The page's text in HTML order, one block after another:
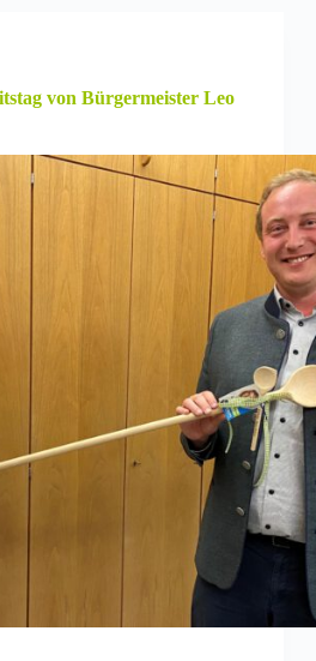
von Bürgermeister Leo